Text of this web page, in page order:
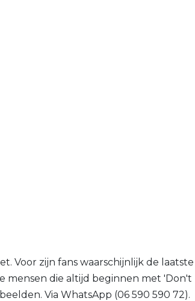
Voor zijn fans waarschijnlijk de laatste
mensen die altijd beginnen met 'Don't
Via WhatsApp (06 590 590 72).